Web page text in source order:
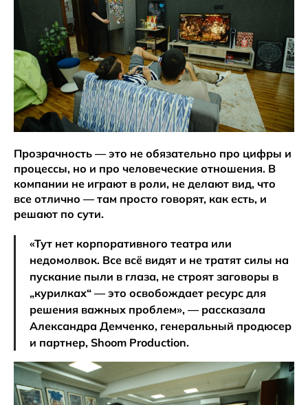
Прозрачность — это не обязательно про цифры и
процессы, но и про человеческие отношения. В
компании не играют в роли, не делают вид, что
все отлично — там просто говорят, как есть, и
решают по сути.
«Тут нет корпоративного театра или
недомолвок. Все всё видят и не тратят силы на
пускание пыли в глаза, не строят заговоры в
„курилках“ — это освобождает ресурс для
решения важных проблем», — рассказала
Александра Демченко, генеральный продюсер
и партнер, Shoom Production.